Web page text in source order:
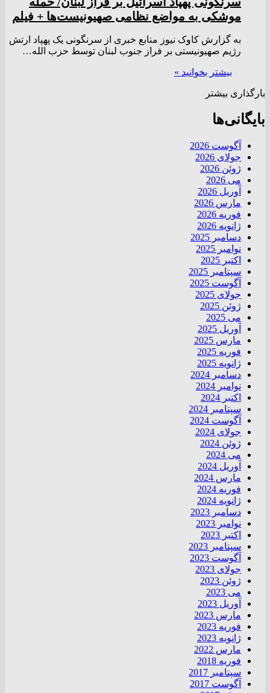
موشکی به مواضع نظامی صهیونیست‌ها + فیلم
به گزارش کاوک نیوز منابع خبری از سرنگونی یک پهپاد ارتش
رژیم صهیونیستی بر فراز جنوب لبنان توسط حزب الله…
بیشتر بخوانید »
بارگذاری بیشتر
بایگانی‌ها
آگوست 2026
جولای 2026
ژوئن 2026
می 2026
آوریل 2026
مارس 2026
فوریه 2026
ژانویه 2026
دسامبر 2025
نوامبر 2025
اکتبر 2025
سپتامبر 2025
آگوست 2025
جولای 2025
ژوئن 2025
می 2025
آوریل 2025
مارس 2025
فوریه 2025
ژانویه 2025
دسامبر 2024
نوامبر 2024
اکتبر 2024
سپتامبر 2024
آگوست 2024
جولای 2024
ژوئن 2024
می 2024
آوریل 2024
مارس 2024
فوریه 2024
ژانویه 2024
دسامبر 2023
نوامبر 2023
اکتبر 2023
سپتامبر 2023
آگوست 2023
جولای 2023
ژوئن 2023
می 2023
آوریل 2023
مارس 2023
فوریه 2023
ژانویه 2023
مارس 2022
فوریه 2018
سپتامبر 2017
آگوست 2017